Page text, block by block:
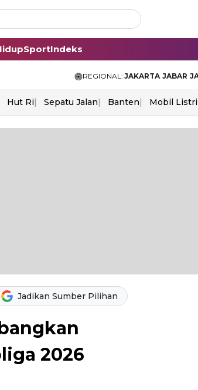
SportIndeks
REGIONAL: JAKARTA JABAR
Hut Ri Sepatu Jalan Banten Mobil
Jadikan Sumber Pilihan
2026